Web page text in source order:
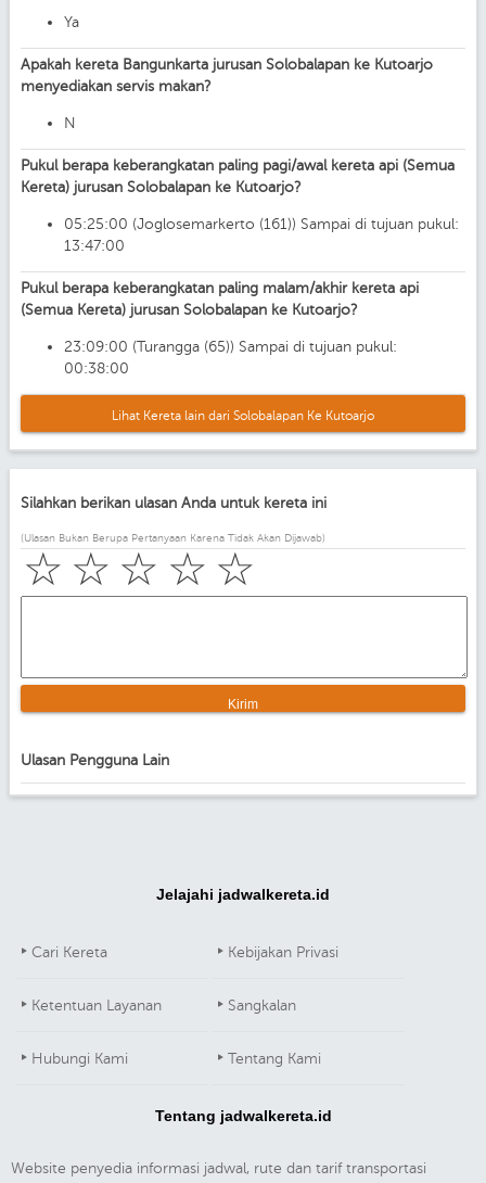
Ya
Apakah kereta Bangunkarta jurusan Solobalapan ke Kutoarjo
menyediakan servis makan?
N
Pukul berapa keberangkatan paling pagi/awal kereta api (Semua
Kereta) jurusan Solobalapan ke Kutoarjo?
05:25:00 (Joglosemarkerto (161)) Sampai di tujuan pukul:
13:47:00
Pukul berapa keberangkatan paling malam/akhir kereta api
(Semua Kereta) jurusan Solobalapan ke Kutoarjo?
23:09:00 (Turangga (65)) Sampai di tujuan pukul:
00:38:00
Lihat Kereta lain dari Solobalapan Ke Kutoarjo
Silahkan berikan ulasan Anda untuk kereta ini
(Ulasan Bukan Berupa Pertanyaan Karena Tidak Akan Dijawab)
☆
☆
☆
☆
☆
Ulasan Pengguna Lain
Jelajahi jadwalkereta.id
Cari Kereta Kebijakan Privasi
Ketentuan Layanan Sangkalan
Hubungi Kami Tentang Kami
Tentang jadwalkereta.id
Website penyedia informasi jadwal, rute dan tarif transportasi